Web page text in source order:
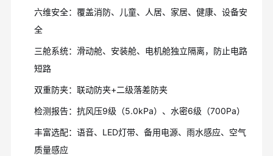
六维安全：覆盖消防、儿童、人居、家居、健康、设备安
全
三舱系统：滑动舱、安装舱、电机舱独立隔离，防止电路
短路
双重防夹：联动防夹+二级落差防夹
检测报告：抗风压9级（5.0kPa）、水密6级（700Pa）
丰富选配：语音、LED灯带、备用电源、雨水感应、空气
质量感应